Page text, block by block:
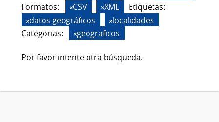
Formatos:
CSV XML
Etiquetas:
datos geográficos
localidades
Categorias:
geograficos
Por favor intente otra búsqueda.